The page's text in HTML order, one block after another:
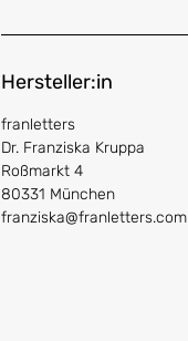
Hersteller:in
franletters
Dr. Franziska Kruppa
Roßmarkt 4
80331 München
franziska@franletters.com